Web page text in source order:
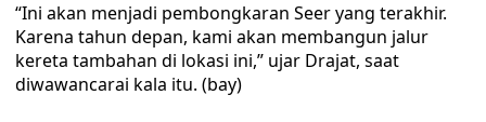
“Ini akan menjadi pembongkaran Seer yang terakhir.
Karena tahun depan, kami akan membangun jalur
kereta tambahan di lokasi ini,” ujar Drajat, saat
diwawancarai kala itu. (bay)